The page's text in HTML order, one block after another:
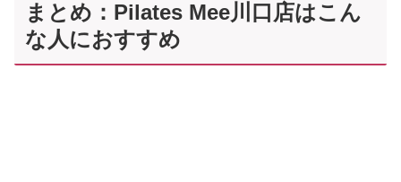
まとめ：Pilates Mee川口店はこん
な人におすすめ